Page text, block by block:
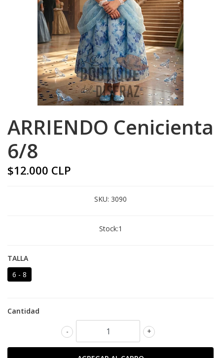
ARRIENDO Cenicienta
6/8
$12.000 CLP
SKU: 3090
Stock:1
TALLA
6 - 8
Cantidad
+
-